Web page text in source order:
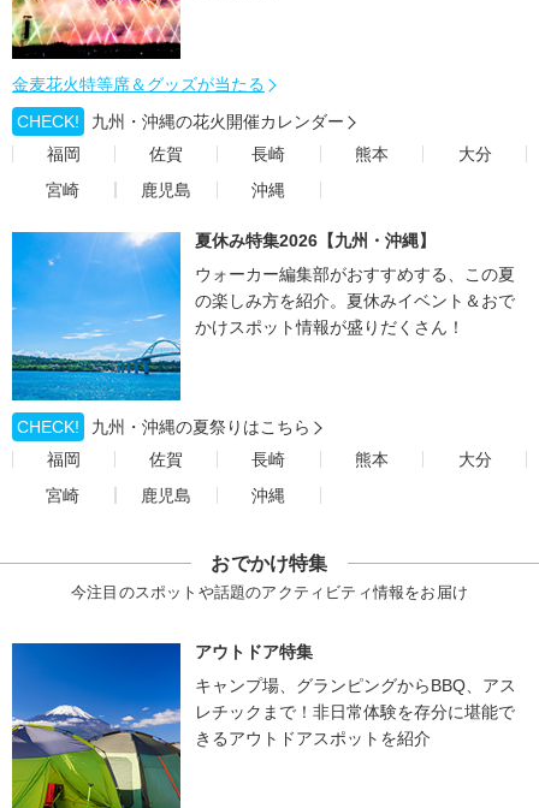
金麦花火特等席＆グッズが当たる
CHECK!
九州・沖縄の花火開催カレンダー
福岡
佐賀 長崎 熊本
大分
宮崎
鹿児島 沖縄
夏休み特集2026【九州・沖縄】
ウォーカー編集部がおすすめする、この夏
の楽しみ方を紹介。夏休みイベント＆おで
かけスポット情報が盛りだくさん！
CHECK!
九州・沖縄の夏祭りはこちら
福岡
佐賀 長崎 熊本
大分
宮崎
鹿児島 沖縄
おでかけ特集
今注目のスポットや話題のアクティビティ情報をお届け
アウトドア特集
キャンプ場、グランピングからBBQ、アス
レチックまで！非日常体験を存分に堪能で
きるアウトドアスポットを紹介